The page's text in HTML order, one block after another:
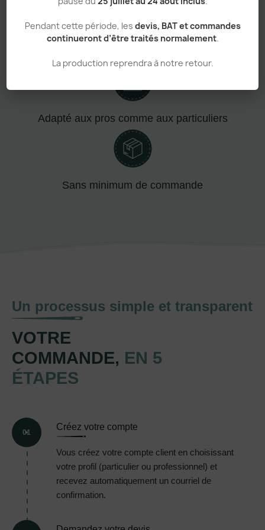
Pendant cette période, les devis, BAT et commandes
continueront d’être traités normalement.
La production reprendra à notre retour.
Adapté aux pros comme aux particuliers
Sans minimum de commande
Un processus simple et transparent
VOTRE
COMMANDE, EN 5
ÉTAPES
01
Créez votre compte
Vous créez votre compte client en choisissant
votre profil (particulier ou professionnel) et
recevez automatiquement un courriel de
confirmation.